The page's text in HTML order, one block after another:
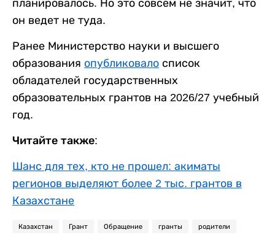
планировалось. Но это совсем не значит, что
он ведет не туда.
Ранее Министерство науки и высшего
образования опубликовало список
обладателей государственных
образовательных грантов на 2026/27 учебный
год.
Читайте также:
Шанс для тех, кто не прошел: акиматы
регионов выделяют более 2 тыс. грантов в
Казахстане
Казахстан Грант Обращение гранты родители